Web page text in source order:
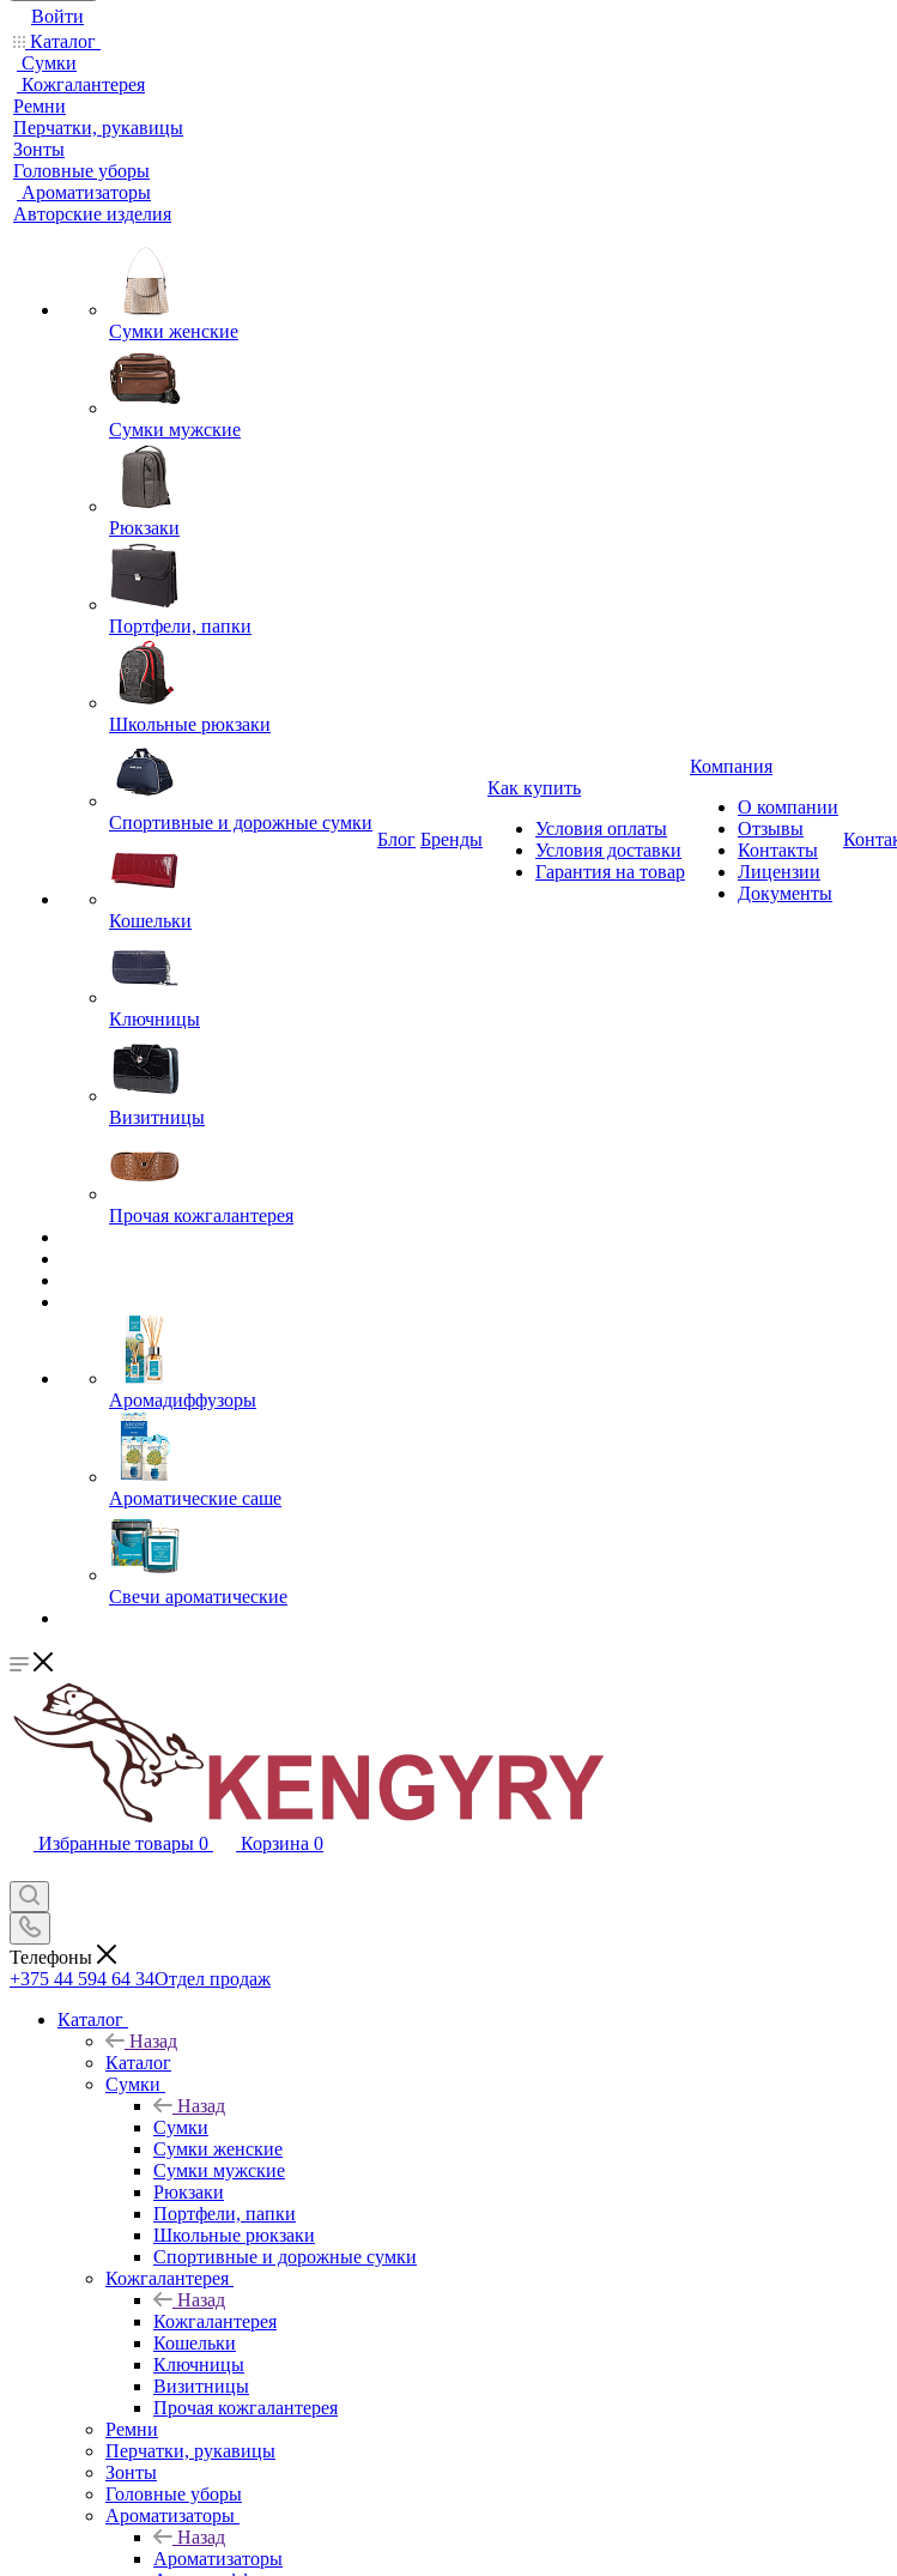
Войти
Каталог
Сумки
Кожгалантерея
Ремни
Перчатки, рукавицы
Зонты
Головные уборы
Ароматизаторы
Авторские изделия
Сумки женские
Сумки мужские
Рюкзаки
Портфели, папки
Школьные рюкзаки
Спортивные и дорожные сумки
Кошельки
Ключницы
Визитницы
Прочая кожгалантерея
Аромадиффузоры
Ароматические саше
Свечи ароматические
Блог Бренды
Как купить
Условия оплаты
Условия доставки
Гарантия на товар
Компания
О компании
Отзывы
Контакты
Лицензии
Документы
Избранные товары 0 Корзина 0
Телефоны
+375 44 594 64 34Отдел продаж
Каталог
Назад
Каталог
Сумки
Назад
Сумки
Сумки женские
Сумки мужские
Рюкзаки
Портфели, папки
Школьные рюкзаки
Спортивные и дорожные сумки
Кожгалантерея
Назад
Кожгалантерея
Кошельки
Ключницы
Визитницы
Прочая кожгалантерея
Ремни
Перчатки, рукавицы
Зонты
Головные уборы
Ароматизаторы
Назад
Ароматизаторы